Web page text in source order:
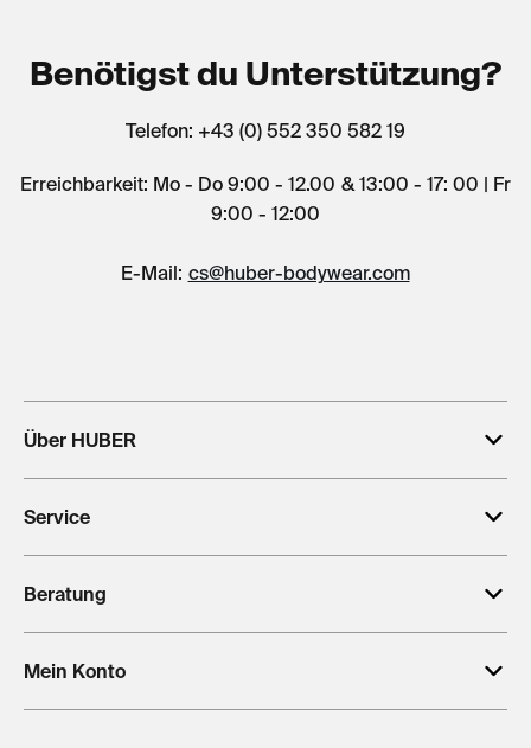
Benötigst du Unterstützung?
Telefon: +43 (0) 552 350 582 19
Erreichbarkeit: Mo - Do 9:00 - 12.00 & 13:00 - 17: 00 | Fr
9:00 - 12:00
E-Mail: cs@huber-bodywear.com
Über HUBER
Service
Beratung
Mein Konto